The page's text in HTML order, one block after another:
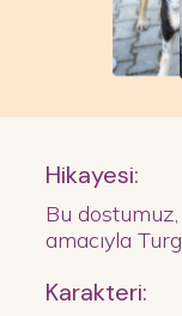
Hikayesi:
Bu
amacıyla
Karakteri: